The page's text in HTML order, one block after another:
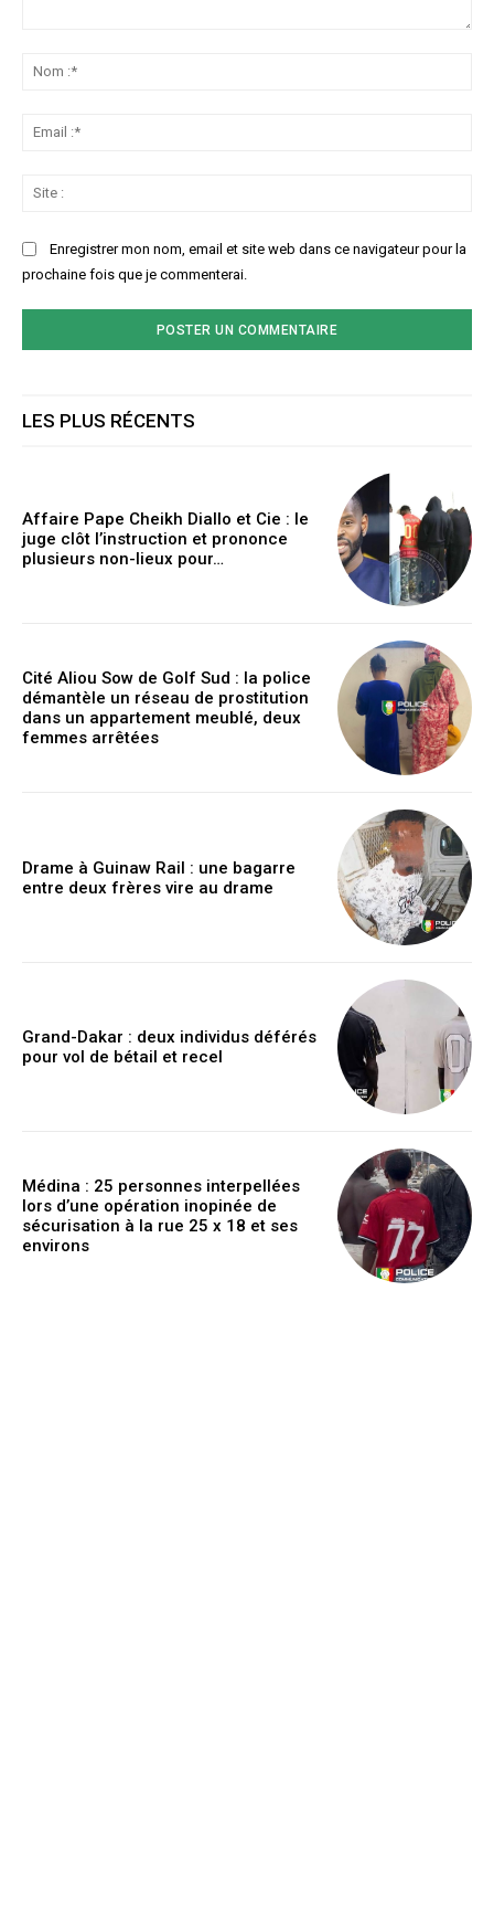
Enregistrer mon nom, email et site web dans ce navigateur pour la
prochaine fois que je commenterai.
LES PLUS RÉCENTS
Affaire Pape Cheikh Diallo et Cie : le
juge clôt l’instruction et prononce
plusieurs non-lieux pour…
Cité Aliou Sow de Golf Sud : la police
démantèle un réseau de prostitution
dans un appartement meublé, deux
femmes arrêtées
Drame à Guinaw Rail : une bagarre
entre deux frères vire au drame
Grand-Dakar : deux individus déférés
pour vol de bétail et recel
Médina : 25 personnes interpellées
lors d’une opération inopinée de
sécurisation à la rue 25 x 18 et ses
environs